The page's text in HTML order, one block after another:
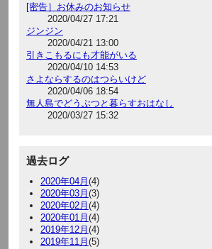
[密告］お休みのお知らせ
2020/04/27 17:21
ジンジン
2020/04/21 13:00
引きこもるにも才能がいる
2020/04/10 14:53
さよならするのはつらいけど
2020/04/06 18:54
無人島でどうぶつと暮らすおはなし
2020/03/27 15:32
過去ログ
2020年04月 (4)
2020年03月 (3)
2020年02月 (4)
2020年01月 (4)
2019年12月 (4)
2019年11月 (5)